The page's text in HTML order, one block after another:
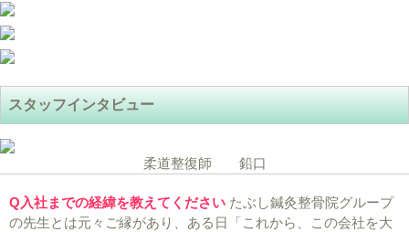
スタッフインタビュー
柔道整復師 鉛口
Q入社までの経緯を教えてください たぶし鍼灸整骨院グループ
の先生とは元々ご縁があり、ある日「これから、この会社を大